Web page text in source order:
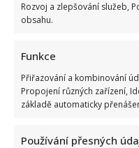
Rozvoj a zlepšování služeb,
obsahu.
Funkce
Přiřazování a kombinování
Propojení různých zařízení,
základě automaticky
Používání přesných